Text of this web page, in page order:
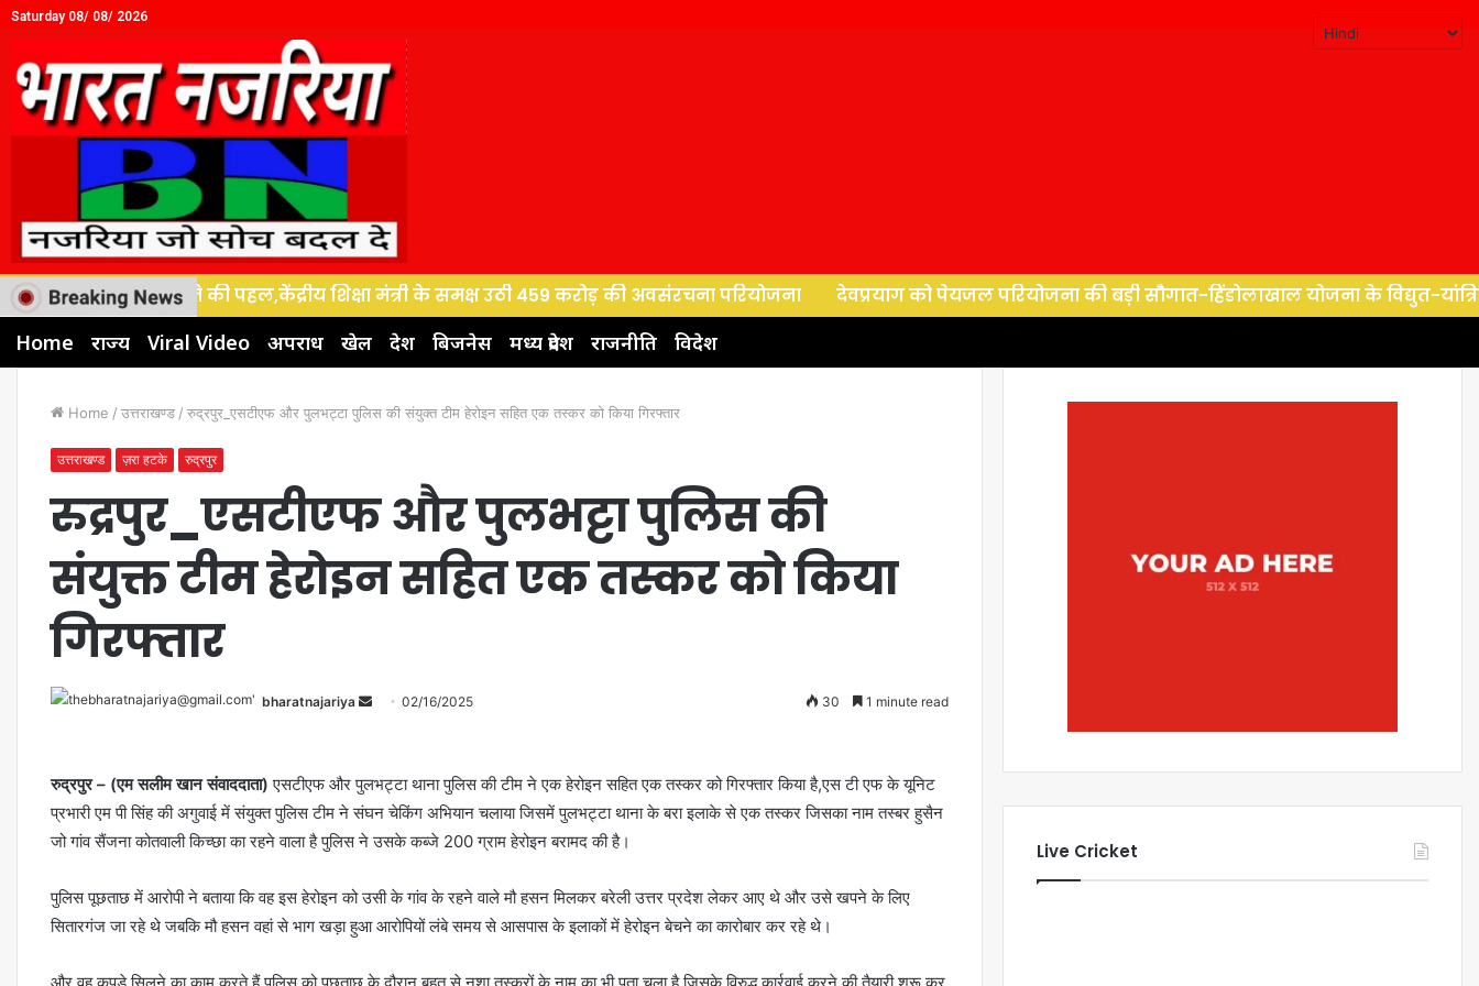
Saturday 08/ 08/ 2026
नई गति देने की पहल,केंद्रीय शिक्षा मंत्री के समक्ष उठी 459 करोड़ की अवसंरचना परियोजना देवप्रयाग को पेयजल परियोजना की बड़ी सौगात-हिंडोलाखाल योजना के विद्युत-यांत्रिक कार्यों
Home राज्य Viral Video अपराध खेल देश बिजनेस मध्य प्रदेश राजनीति विदेश
Home / उत्तराखण्ड / रुद्रपुर_एसटीएफ और पुलभट्टा पुलिस की संयुक्त टीम हेरोइन सहित एक तस्कर को किया गिरफ्तार
उत्तराखण्ड ज़रा हटके रुद्रपुर
रुद्रपुर_एसटीएफ और पुलभट्टा पुलिस की
संयुक्त टीम हेरोइन सहित एक तस्कर को किया
गिरफ्तार
bharatnajariya 02/16/2025 30 1 minute read
रुद्रपुर – (एम सलीम खान संवाददाता) एसटीएफ और पुलभट्टा थाना पुलिस की टीम ने एक हेरोइन सहित एक तस्कर को गिरफ्तार किया है,एस टी एफ के यूनिट
प्रभारी एम पी सिंह की अगुवाई में संयुक्त पुलिस टीम ने संघन चेकिंग अभियान चलाया जिसमें पुलभट्टा थाना के बरा इलाके से एक तस्कर जिसका नाम तस्बर हुसैन
जो गांव सैंजना कोतवाली किच्छा का रहने वाला है पुलिस ने उसके कब्जे 200 ग्राम हेरोइन बरामद की है।
पुलिस पूछताछ में आरोपी ने बताया कि वह इस हेरोइन को उसी के गांव के रहने वाले मौ हसन मिलकर बरेली उत्तर प्रदेश लेकर आए थे और उसे खपने के लिए
सितारगंज जा रहे थे जबकि मौ हसन वहां से भाग खड़ा हुआ आरोपियों लंबे समय से आसपास के इलाकों में हेरोइन बेचने का कारोबार कर रहे थे।
Live Cricket